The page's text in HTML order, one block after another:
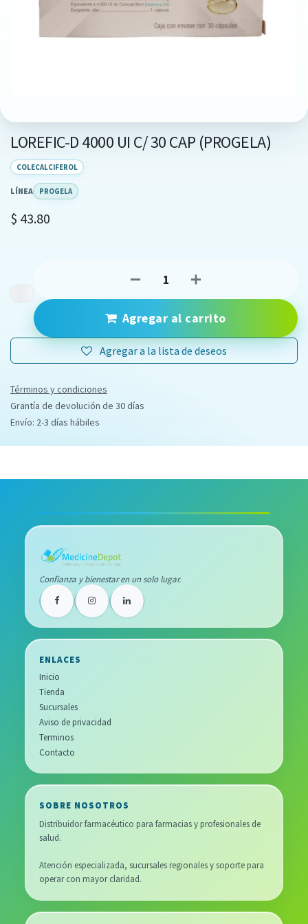
LOREFIC-D 4000 UI C/ 30 CAP (PROGELA)
COLECALCIFEROL
LÍNEA PROGELA
$ 43.80
Agregar al carrito
Agregar a la lista de deseos
Términos y condiciones
Grantía de devolución de 30 días
Envío: 2-3 días hábiles
Confianza y bienestar en un solo lugar.
ENLACES
Inicio
Tienda
Sucursales
Aviso de privacidad
Terminos
Contacto
SOBRE NOSOTROS
Distribuidor farmacéutico para farmacias y profesionales de
salud.
Atención especializada, sucursales regionales y soporte para
operar con mayor claridad.